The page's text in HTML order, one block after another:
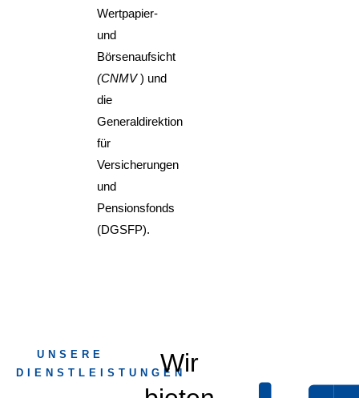
Wertpapier-
und
Börsenaufsicht
(CNMV) und
die
Generaldirektion
für
Versicherungen
und
Pensionsfonds
(DGSFP).
UNSERE
DIENSTLEISTUNGENWir